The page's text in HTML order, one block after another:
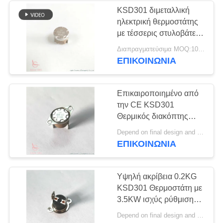
Αδιάβροχος
διακόπτης δύναμης
10
Εναλλαγή
διαφανειών
7
KSD301 διμεταλλική
ηλεκτρική θερμοστάτης
με τέσσερις στυλοβάτες
για τον αποσυμπιεστή
θέρμανσης διοξειδίου
ΕΠΙΚΟΙΝΩΝΊΑ
Επικαιροποιημένο από
την CE KSD301
Θερμικός διακόπτης
χαλκού 2S χρόνος
απόκρισης
Depend on final design and demand quantity MOQ:1000
ΕΠΙΚΟΙΝΩΝΊΑ
Υψηλή ακρίβεια 0.2KG
KSD301 Θερμοστάτη με
3.5KW ισχύς ρύθμιση
θερμοκρασίας ±1°C
Depend on final design and demand quantity MOQ:1000